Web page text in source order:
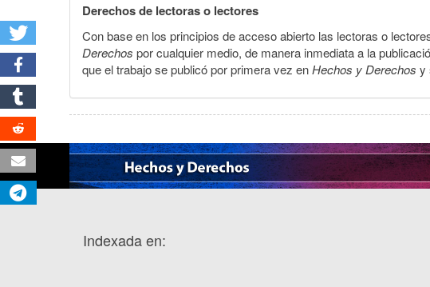
Derechos de lectoras o lectores
Con base en los principios de acceso abierto las lectoras o
Derechos por cualquier medio, de manera inmediata a la
que el trabajo se publicó por primera vez enHechos y Derechos y
Indexada en: